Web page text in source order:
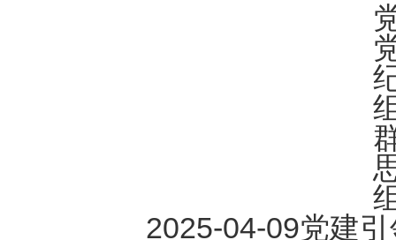
2025-04-09党建